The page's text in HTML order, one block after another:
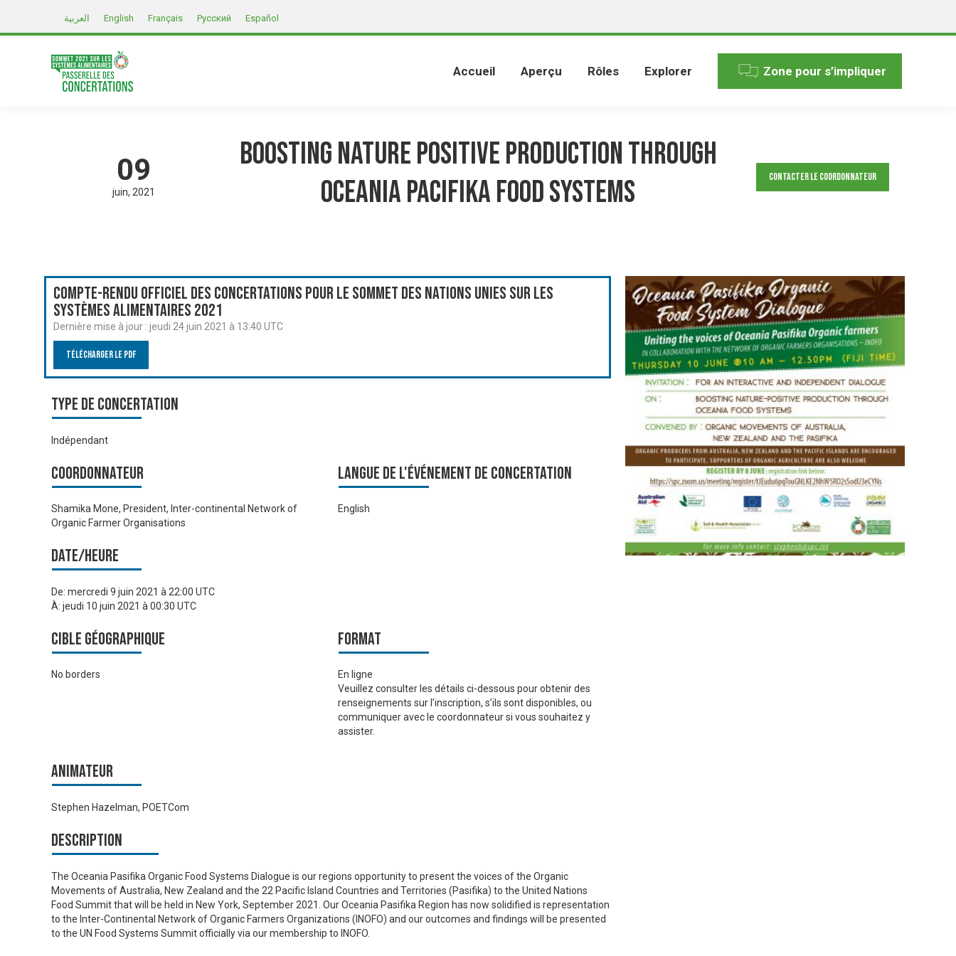
العربية English Français Русский Español
Accueil Aperçu Rôles Explorer Zone pour s’impliquer
09
juin 2021
Boosting Nature Positive production through
Oceania Pacifika Food Systems
Contacter le Coordonnateur
Compte-rendu officiel des Concertations pour le Sommet des Nations Unies sur les
systèmes alimentaires 2021
Dernière mise à jour : jeudi 24 juin 2021 à 13:40 UTC
Télécharger le PDF
Type de Concertation
Indépendant
Coordonnateur
Shamika Mone, President, Inter-continental Network of
Organic Farmer Organisations
Langue de l'événement de Concertation
English
Date/heure
De: mercredi 9 juin 2021 à 22:00 UTC
À: jeudi 10 juin 2021 à 00:30 UTC
Cible géographique
No borders
Format
En ligne
Veuillez consulter les détails ci-dessous pour obtenir des
renseignements sur l’inscription, s’ils sont disponibles, ou
communiquer avec le coordonnateur si vous souhaitez y
assister.
Animateur
Stephen Hazelman, POETCom
Description
The Oceania Pasifika Organic Food Systems Dialogue is our regions opportunity to present the voices of the Organic
Movements of Australia, New Zealand and the 22 Pacific Island Countries and Territories (Pasifika) to the United Nations
Food Summit that will be held in New York, September 2021. Our Oceania Pasifika Region has now solidified is representation
to the Inter-Continental Network of Organic Farmers Organizations (INOFO) and our outcomes and findings will be presented
to the UN Food Systems Summit officially via our membership to INOFO.